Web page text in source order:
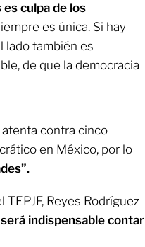
culpa de los
es única. Si hay
lado también es
de que la democracia
contra cinco
en México, por lo
Reyes Rodríguez
indispensable contar